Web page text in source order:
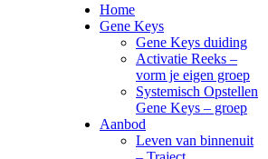
Home
Gene Keys
Gene Keys duiding
Activatie Reeks –
vorm je eigen groep
Systemisch Opstellen
Gene Keys – groep
Aanbod
Leven van binnenuit